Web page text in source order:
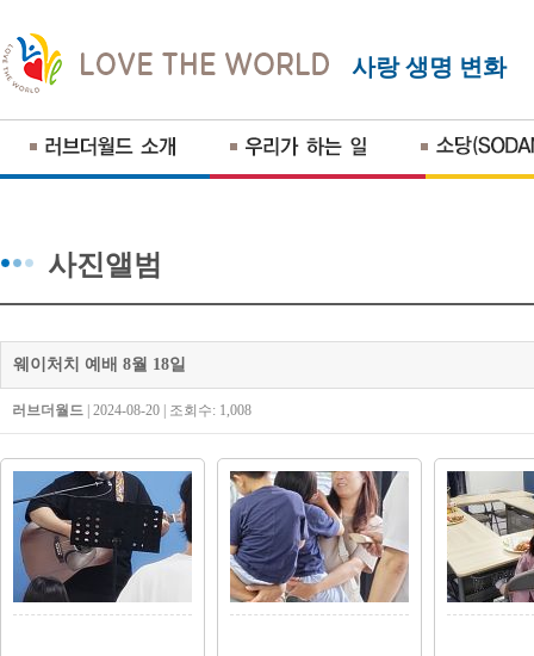
사랑 생명 변화
사진앨범
웨이처치 예배 8월 18일
러브더월드 | 2024-08-20 | 조회수: 1,008